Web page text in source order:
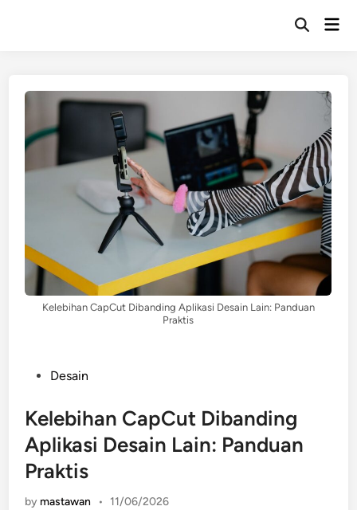
Open
Kelebihan CapCut Dibanding Aplikasi Desain Lain: Panduan
Praktis
PostedDesain
Kelebihan CapCut Dibanding
Aplikasi Desain Lain: Panduan
Praktis
by mastawan • 11/06/2026